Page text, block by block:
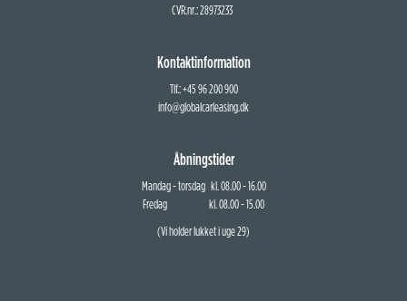
CVR.nr.: 28973233
Kontaktinformation
Tlf.: +45 96 200 900
info@globalcarleasing.dk
Åbningstider
Mandag - torsdag kl. 08.00 - 16.00
Fredag kl. 08.00 - 15.00
(Vi holder lukket i uge 29)